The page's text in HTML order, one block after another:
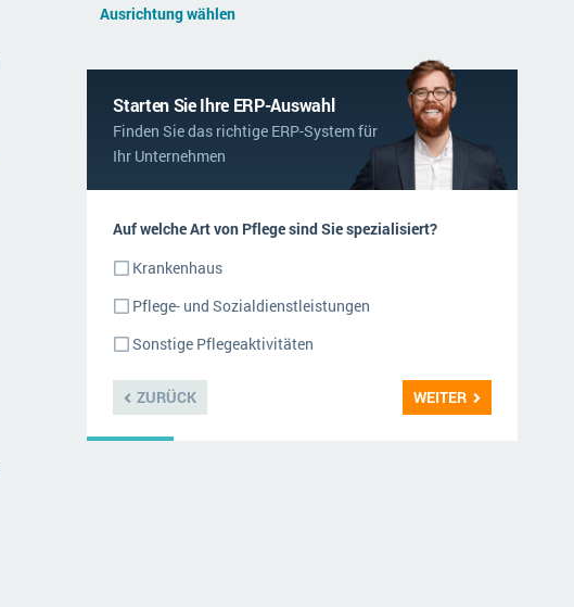
Ausrichtung wählen
Starten Sie Ihre ERP-Auswahl
Finden Sie das richtige ERP-System für
Ihr Unternehmen
ZURÜCK WEITER
Auf welche Art von Pflege sind Sie spezialisiert?
Krankenhaus
Pflege- und Sozialdienstleistungen
Sonstige Pflegeaktivitäten